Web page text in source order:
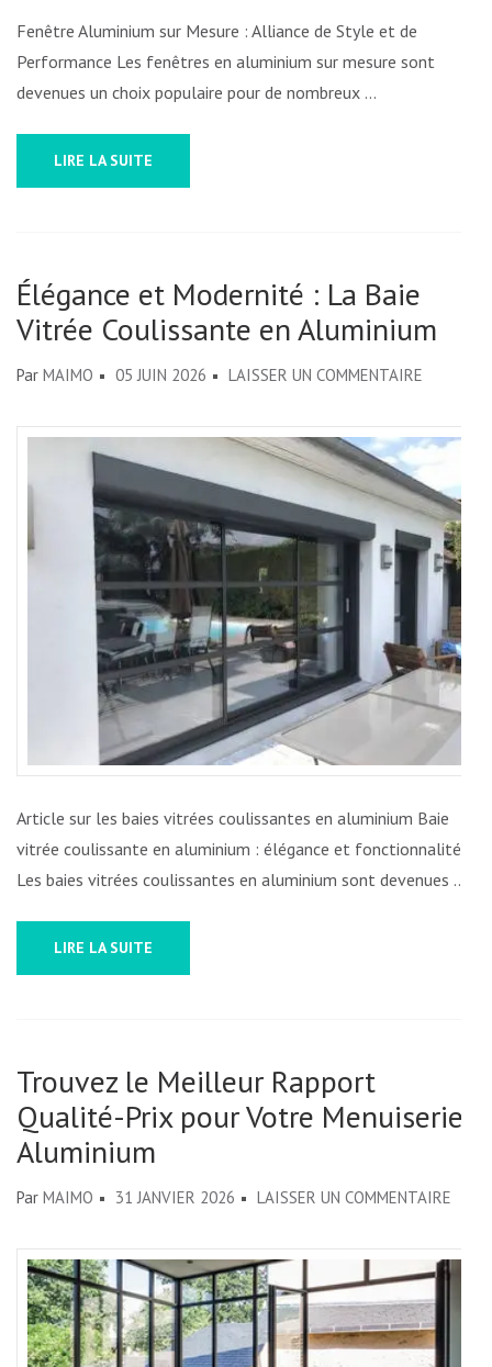
EN
Fenêtre Aluminium sur Mesure : Alliance de Style et de
Performance Les fenêtres en aluminium sur mesure sont
devenues un choix populaire pour de nombreux …
LIRE LA SUITE
Élégance et Modernité : La Baie
Vitrée Coulissante en Aluminium
Par MAIMO 05 JUIN 2026 LAISSER UN COMMENTAIRE
ET
:
LA
BAIE
VITRÉE
EN
Article sur les baies vitrées coulissantes en aluminium Baie
vitrée coulissante en aluminium : élégance et fonctionnalité
Les baies vitrées coulissantes en aluminium sont devenues …
LIRE LA SUITE
Trouvez le Meilleur Rapport
Qualité-Prix pour Votre Menuiserie
Aluminium
Par MAIMO 31 JANVIER 2026 LAISSER UN COMMENTAIRE
LE